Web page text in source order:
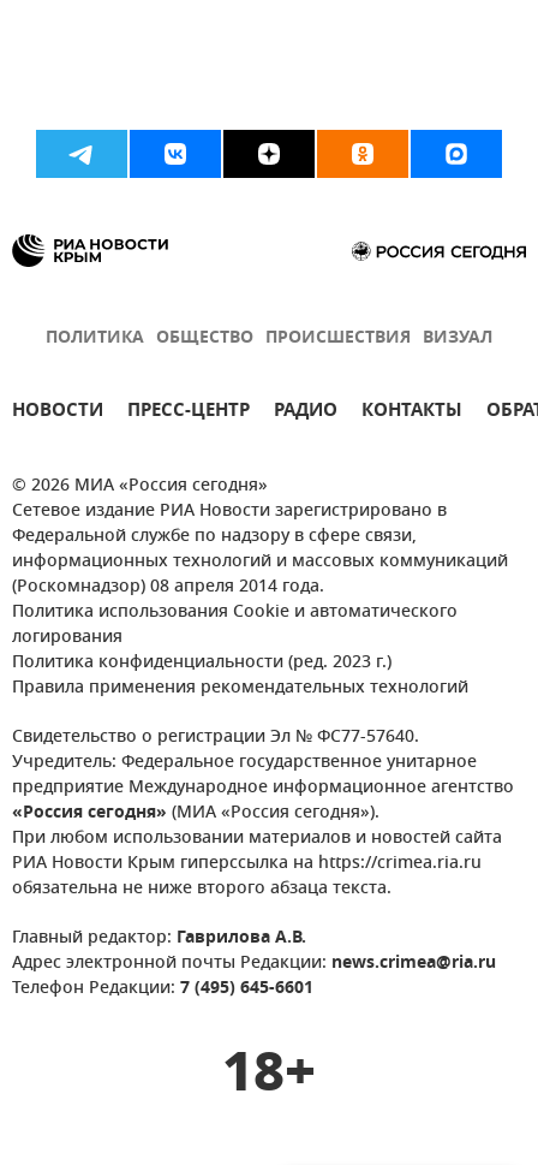
ПОЛИТИКА ОБЩЕСТВО ПРОИСШЕСТВИЯ ВИЗУАЛ
НОВОСТИ ПРЕСС-ЦЕНТР РАДИО КОНТАКТЫ
© 2026 МИА «Россия сегодня»
Сетевое издание РИА Новости зарегистрировано в
Федеральной службе по надзору в сфере связи,
информационных технологий и массовых коммуникаций
(Роскомнадзор) 08 апреля 2014 года.
Политика использования Cookie и автоматического
логирования
Политика конфиденциальности (ред. 2023 г.)
Правила применения рекомендательных технологий
Свидетельство о регистрации Эл № ФС77-57640.
Учредитель: Федеральное государственное унитарное
предприятие Международное информационное агентство
«Россия сегодня» (МИА «Россия сегодня»).
При любом использовании материалов и новостей сайта
РИА Новости Крым гиперссылка на https://crimea.ria.ru
обязательна не ниже второго абзаца текста.
Главный редактор: Гаврилова А.В.
Адрес электронной почты Редакции: news.crimea@ria.ru
Телефон Редакции: 7 (495) 645-6601
18+